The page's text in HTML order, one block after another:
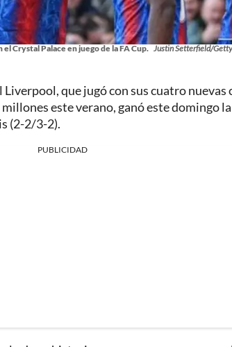
Crystal Palace en juego de la FA Cup. Justin Setterfield/
que jugó con sus cuatro nuevas
este verano, ganó este domingo
(2-2/3-2).
PUBLICIDAD